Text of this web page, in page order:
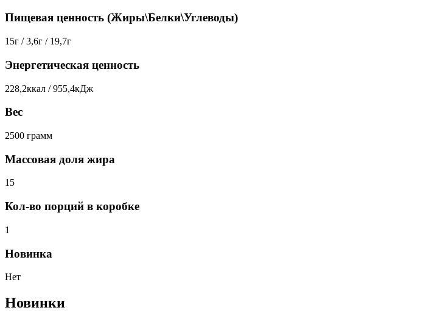
Пищевая ценность (Жиры\Белки\Углеводы)
15г / 3,6г / 19,7г
Энергетическая ценность
228,2ккал / 955,4кДж
Вес
2500 грамм
Массовая доля жира
15
Кол-во порций в коробке
1
Новинка
Нет
Новинки